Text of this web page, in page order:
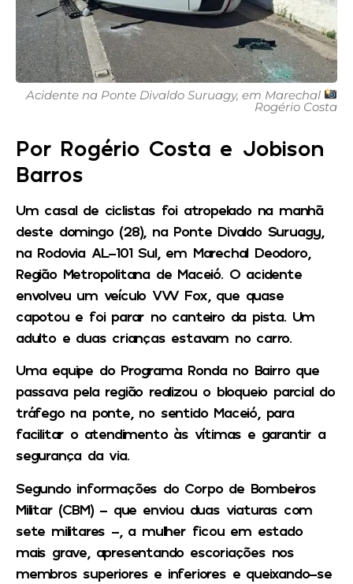
Acidente na Ponte Divaldo Suruagy, em Marechal
Rogério Costa
Por Rogério Costa e Jobison
Barros
Um casal de ciclistas foi atropelado na manhã
deste domingo (28), na Ponte Divaldo Suruagy,
na Rodovia AL-101 Sul, em Marechal Deodoro,
Região Metropolitana de Maceió. O acidente
envolveu um veículo VW Fox, que quase
capotou e foi parar no canteiro da pista. Um
adulto e duas crianças estavam no carro.
Uma equipe do Programa Ronda no Bairro que
passava pela região realizou o bloqueio parcial do
tráfego na ponte, no sentido Maceió, para
facilitar o atendimento às vítimas e garantir a
segurança da via.
Segundo informações do Corpo de Bombeiros
Militar (CBM) – que enviou duas viaturas com
sete militares -, a mulher ficou em estado
mais grave, apresentando escoriações nos
membros superiores e inferiores e queixando-se